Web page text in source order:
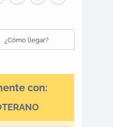
¿Cómo llegar?
con: